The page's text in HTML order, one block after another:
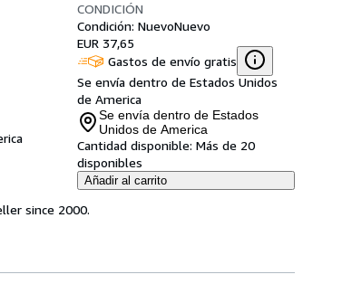
CONDICIÓN
Condición: NuevoNuevo
EUR 37,65
Gastos de envío gratis
Se envía dentro de Estados Unidos
de America
Se envía dentro de Estados
Unidos de America
Cantidad disponible: Más de 20
disponibles
Añadir al carrito
since 2000.